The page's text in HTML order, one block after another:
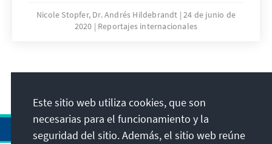
geográficas y culturales. A pesar de los
esfuerzos que lograron hacer noticia
en una crisis que resulta, además, inevitable
Nicole Stopfer, Dr. Andrés Hildebrandt 24 de junio de
2020
Reportajes internacionales
Este sitio web utiliza cookies, que son
necesarias para el funcionamiento y la
seguridad del sitio. Además, el sitio web reúne